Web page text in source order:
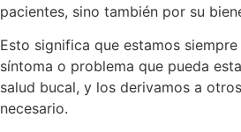
pacientes, sino también por su
Esto significa que estamos
síntoma o problema que pueda
salud bucal, y los derivamos a
necesario.